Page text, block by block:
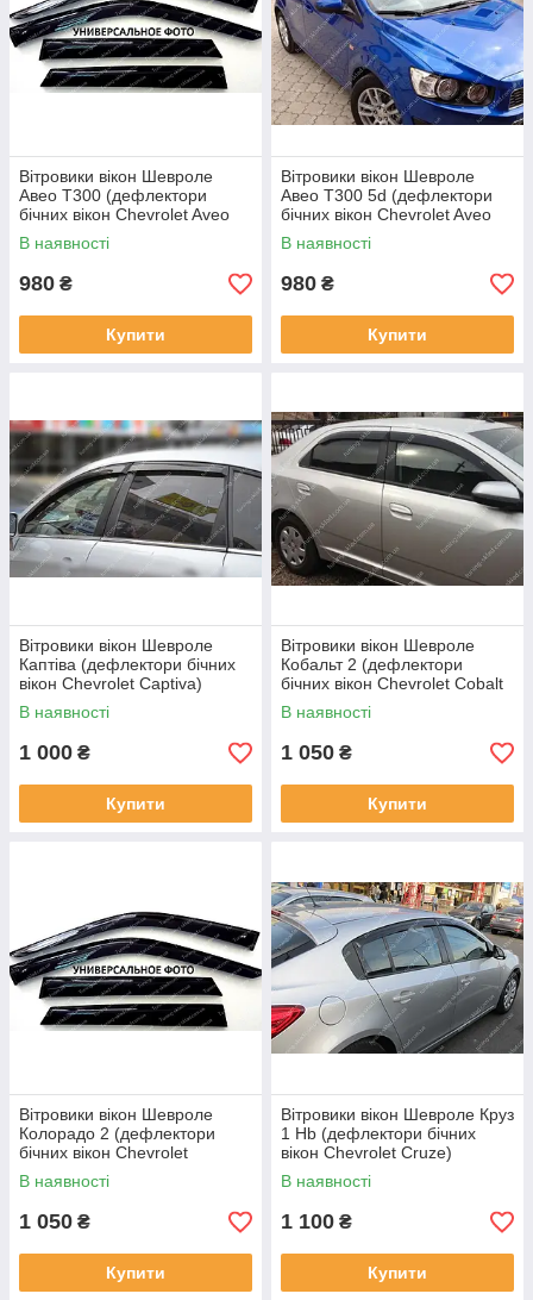
Вітровики вікон Шевроле
Авео Т300 (дефлектори
бічних вікон Chevrolet Aveo
T300)
В наявності
980 ₴
Купити
Вітровики вікон Шевроле
Авео Т300 5d (дефлектори
бічних вікон Chevrolet Aveo
T300)
В наявності
980 ₴
Купити
Вітровики вікон Шевроле
Каптіва (дефлектори бічних
вікон Chevrolet Captiva)
В наявності
1 000 ₴
Купити
Вітровики вікон Шевроле
Кобальт 2 (дефлектори
бічних вікон Chevrolet Cobalt
2)
В наявності
1 050 ₴
Купити
Вітровики вікон Шевроле
Колорадо 2 (дефлектори
бічних вікон Chevrolet
Colorado 2)
В наявності
1 050 ₴
Купити
Вітровики вікон Шевроле Круз
1 Hb (дефлектори бічних
вікон Chevrolet Cruze)
В наявності
1 100 ₴
Купити